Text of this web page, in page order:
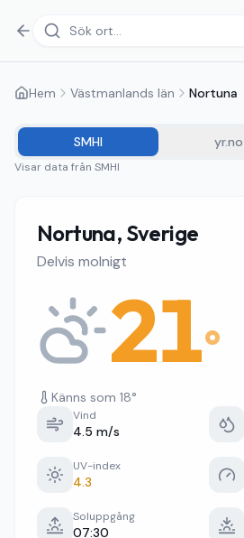
Hem Västmanlands län Nortuna
SMHI yr.no
Visar data från SMHI
Nortuna, Sverige
Delvis molnigt
21°
Känns som 18°
Vind
4.5 m/s
UV-index
4.3
Soluppgång
07:30